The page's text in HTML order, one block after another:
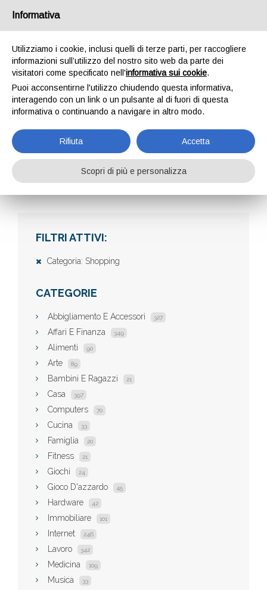
AZIENDE
Aziende
FILTRI ATTIVI:
Categoria: Shopping
CATEGORIE
Abbigliamento E Accessori 327
Affari E Finanza 349
Alimenti 90
Arte 89
Bambini E Ragazzi 21
Casa 397
Computers 70
Cucina 33
Famiglia 20
Fitness 21
Giochi 24
Gioco D'azzardo 45
Hardware 42
Immobiliare 101
Internet 246
Lavoro 342
Medicina 109
Musica 33
Informativa
Utilizziamo i cookie, inclusi quelli di terze parti, per raccogliere
informazioni sull’utilizzo del nostro sito web da parte dei
visitatori come specificato nell'informativa sui cookie.
Puoi acconsentirne l'utilizzo chiudendo questa informativa,
interagendo con un link o un pulsante al di fuori di questa
informativa o continuando a navigare in altro modo.
Rifiuta Accetta
Scopri di più e personalizza